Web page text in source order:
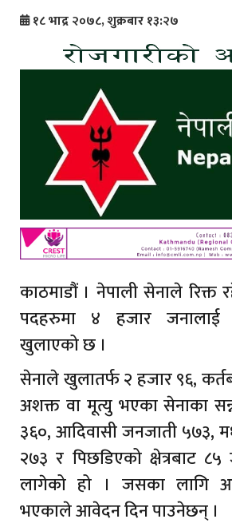
१८ भाद्र २०७८, शुक्रबार १३:२७
काठमाडौं । नेपाली सेनाले रिक्त
पदहरुमा ४ हजार जनालाई
खुलाएको छ ।
सेनाले खुलातर्फ २ हजार ९६,
अशक्त वा मूत्यु भएका सेनाका
३६०, आदिवासी जनजाती ५७३,
२७३ र पिछडिएको क्षेत्रबाट ८५
लागेको हो । जसका लागि
भएकाले आवेदन दिन पाउनेछन् ।